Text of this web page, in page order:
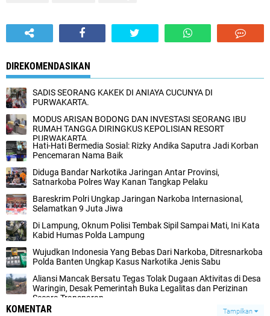
DIREKOMENDASIKAN
SADIS SEORANG KAKEK DI ANIAYA CUCUNYA DI
PURWAKARTA.
MODUS ARISAN BODONG DAN INVESTASI SEORANG IBU
RUMAH TANGGA DIRINGKUS KEPOLISIAN RESORT
PURWAKARTA.
Hati-Hati Bermedia Sosial: Rizky Andika Saputra Jadi Korban
Pencemaran Nama Baik
Diduga Bandar Narkotika Jaringan Antar Provinsi,
Satnarkoba Polres Way Kanan Tangkap Pelaku
Bareskrim Polri Ungkap Jaringan Narkoba Internasional,
Selamatkan 9 Juta Jiwa
Di Lampung, Oknum Polisi Tembak Sipil Sampai Mati, Ini Kata
Kabid Humas Polda Lampung
Wujudkan Indonesia Yang Bebas Dari Narkoba, Ditresnarkoba
Polda Banten Ungkap Kasus Narkotika Jenis Sabu
Aliansi Mancak Bersatu Tegas Tolak Dugaan Aktivitas di Desa
Waringin, Desak Pemerintah Buka Legalitas dan Perizinan
Secara Transparan
KOMENTAR Tampilkan